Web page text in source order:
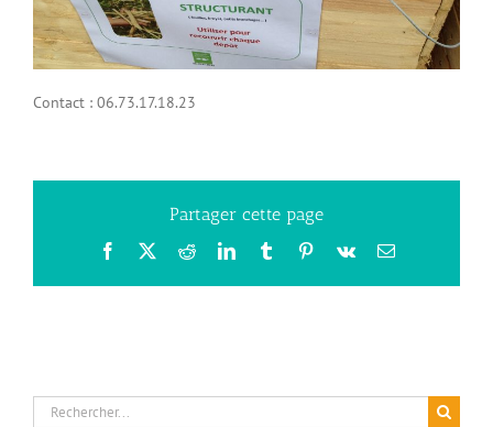
Contact : 06.73.17.18.23
Partager cette page
Facebook
X RedditLinkedInTumblrPinterest
Vk Email
Rechercher: